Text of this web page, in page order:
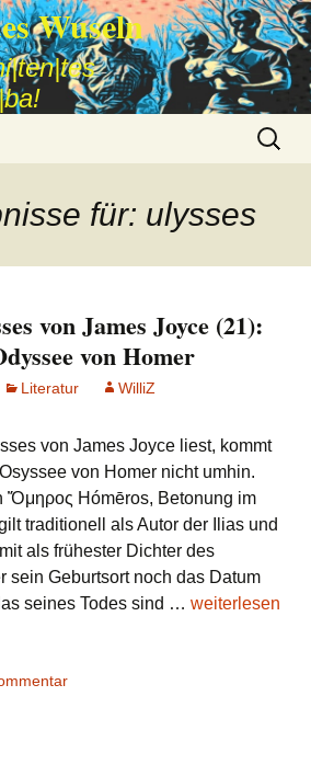
Wuseln
Suche
nach:
für: ulysses
von James Joyce (21):
von Homer
Literatur WilliZ
von James Joyce liest, kommt
von Homer nicht umhin.
Ὅμηρος Hómēros, Betonung im
traditionell als Autor der Ilias und
als frühester Dichter des
sein Geburtsort noch das Datum
seines Todes sind … Abenteuer
weiterlesen